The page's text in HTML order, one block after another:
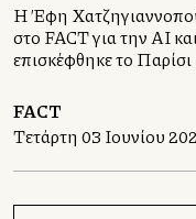
Η Έφη
στο FACT για την ΑΙ
επισκέφθηκε το Παρίσι
Caverne du Pont Neuf .
FACT
Τετάρτη 03 Ιουνίου